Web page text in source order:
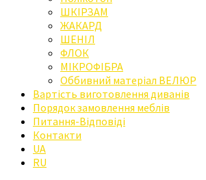
ШКІРЗАМ
ЖАКАРД
ШЕНІЛ
ФЛОК
МІКРОФІБРА
Оббивний матеріал ВЕЛЮР
Вартість виготовлення диванів
Порядок замовлення меблів
Питання-Відповіді
Контакти
UA
RU